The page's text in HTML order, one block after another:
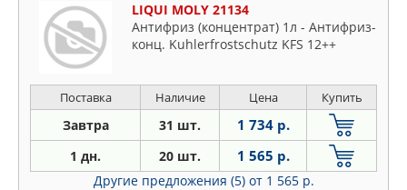
LIQUI MOLY 21134
Антифриз (концентрат) 1л - Антифриз-
конц. Kuhlerfrostschutz KFS 12++
Поставка Наличие Цена Купить
Завтра 31 шт. 1 734 р.
1 дн. 20 шт. 1 565 р.
Другие предложения (5) от 1 565 р.